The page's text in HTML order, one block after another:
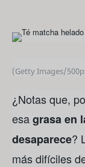
(Getty Images/
¿Notas que,
esagrasa en
desaparece?
más difíciles